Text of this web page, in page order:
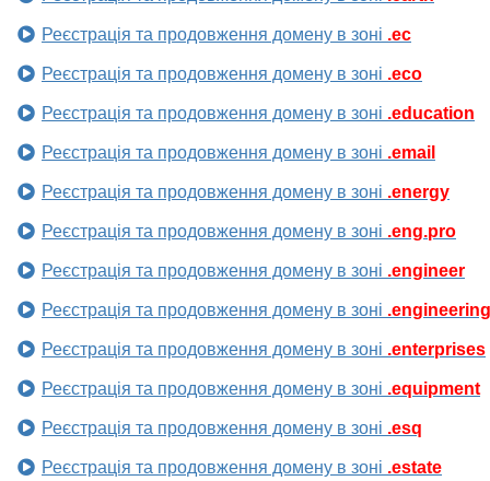
Реєстрація та продовження домену в зоні .ec
Реєстрація та продовження домену в зоні .eco
Реєстрація та продовження домену в зоні .education
Реєстрація та продовження домену в зоні .email
Реєстрація та продовження домену в зоні .energy
Реєстрація та продовження домену в зоні .eng.pro
Реєстрація та продовження домену в зоні .engineer
Реєстрація та продовження домену в зоні .engineering
Реєстрація та продовження домену в зоні .enterprises
Реєстрація та продовження домену в зоні .equipment
Реєстрація та продовження домену в зоні .esq
Реєстрація та продовження домену в зоні .estate